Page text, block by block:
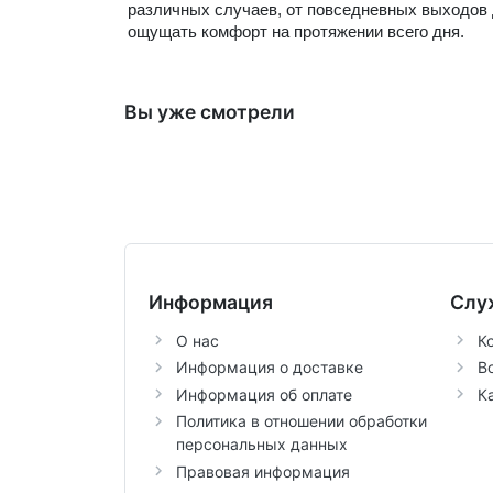
различных случаев, от повседневных
ощущать комфорт на протяжении всего дня.
Вы уже смотрели
Информация
О нас
Информация о доставке
Информация об оплате
Политика в отношении обработки
персональных данных
Правовая информация